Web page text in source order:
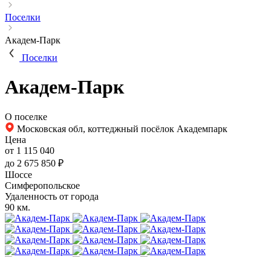
Поселки
Академ-Парк
Поселки
Академ-Парк
О поселке
Московская обл, коттеджный посёлок Академпарк
Цена
от 1 115 040
до 2 675 850 ₽
Шоссе
Симферопольское
Удаленность от города
90 км.